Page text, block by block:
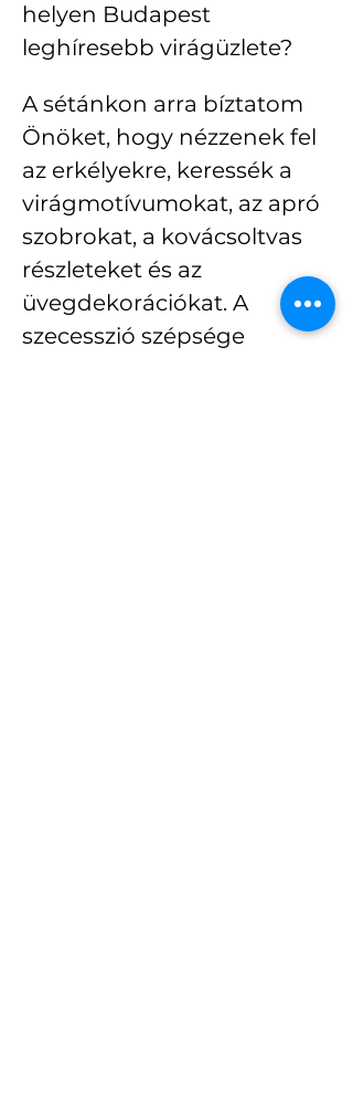
helyen Budapest
leghíresebb virágüzlete?
A sétánkon arra bíztatom
Önöket, hogy nézzenek fel
az erkélyekre, keressék a
virágmotívumokat, az apró
szobrokat, a kovácsoltvas
részleteket és az
üvegdekorációkat. A
szecesszió szépsége